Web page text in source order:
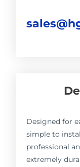
Designed for
simple to
professional
extremely